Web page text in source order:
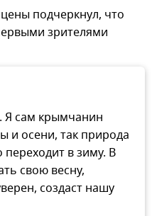
подчеркнул, что
зрителями
Я сам крымчанин
и осени, так природа
переходит в зиму. В
свою весну,
создаст нашу